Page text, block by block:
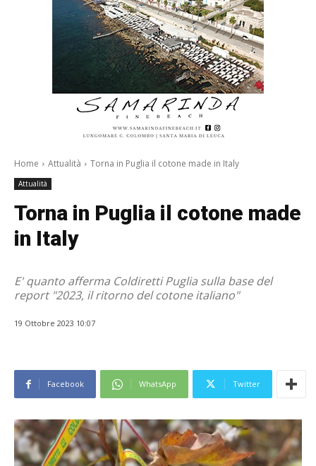
Home Attualità Torna in Puglia il cotone made in Italy
Attualità
Torna in Puglia il cotone made
in Italy
E' quanto afferma Coldiretti Puglia sulla base del
report "2023, il ritorno del cotone italiano"
19 Ottobre 2023 10:07
Facebook WhatsApp Twitter